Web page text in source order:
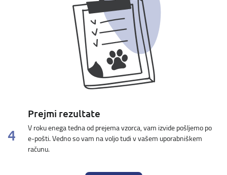
4
Prejmi rezultate
V roku enega tedna od prejema vzorca, vam izvide pošljemo po
e-pošti. Vedno so vam na voljo tudi v vašem uporabniškem
računu.